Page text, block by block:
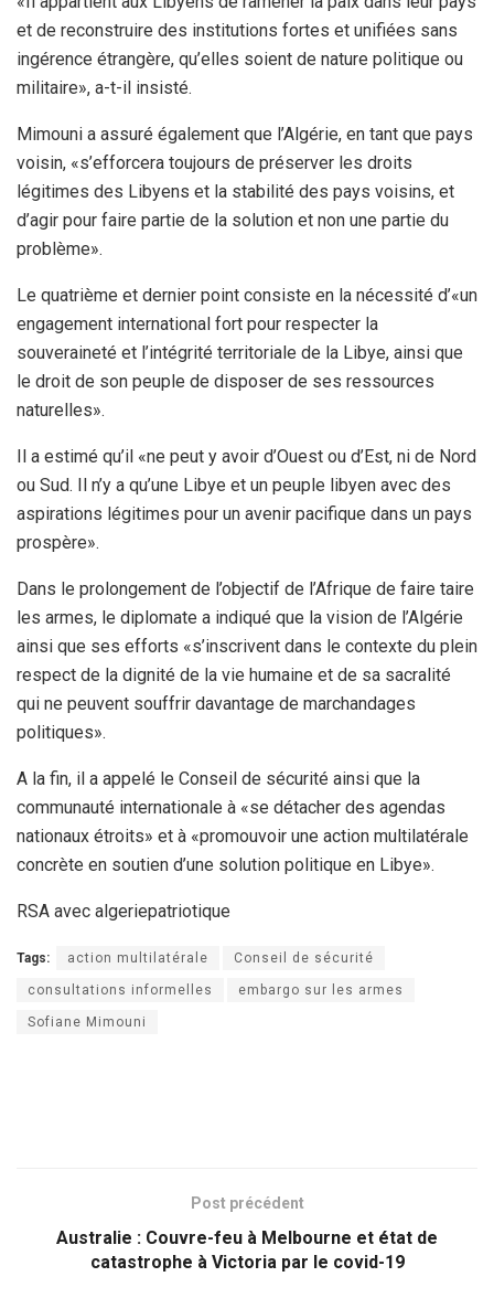
et de reconstruire des institutions fortes et unifiées sans
ingérence étrangère, qu’elles soient de nature politique ou
militaire», a-t-il insisté.
Mimouni a assuré également que l’Algérie, en tant que pays
voisin, «s’efforcera toujours de préserver les droits
légitimes des Libyens et la stabilité des pays voisins, et
d’agir pour faire partie de la solution et non une partie du
problème».
Le quatrième et dernier point consiste en la nécessité d’«un
engagement international fort pour respecter la
souveraineté et l’intégrité territoriale de la Libye, ainsi que
le droit de son peuple de disposer de ses ressources
naturelles».
Il a estimé qu’il «ne peut y avoir d’Ouest ou d’Est, ni de Nord
ou Sud. Il n’y a qu’une Libye et un peuple libyen avec des
aspirations légitimes pour un avenir pacifique dans un pays
prospère».
Dans le prolongement de l’objectif de l’Afrique de faire taire
les armes, le diplomate a indiqué que la vision de l’Algérie
ainsi que ses efforts «s’inscrivent dans le contexte du plein
respect de la dignité de la vie humaine et de sa sacralité
qui ne peuvent souffrir davantage de marchandages
politiques».
A la fin, il a appelé le Conseil de sécurité ainsi que la
communauté internationale à «se détacher des agendas
nationaux étroits» et à «promouvoir une action multilatérale
concrète en soutien d’une solution politique en Libye».
RSA avec algeriepatriotique
Tags: action multilatérale Conseil de sécurité
consultations informelles embargo sur les armes
Sofiane Mimouni
Post précédent
Australie : Couvre-feu à Melbourne et état de
catastrophe à Victoria par le covid-19